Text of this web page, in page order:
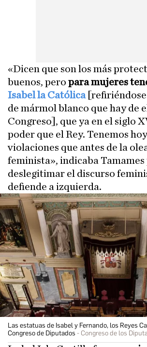
«Dicen que son los más
buenos, pero para mujeres
Isabel la Católica
de mármol blanco que hay de
Congreso], que ya en el siglo
poder que el Rey. Tenemos
violaciones que antes de la
feminista», indicaba Tamames
deslegitimar el discurso
defiende a izquierda.
Las estatuas de Isabel y Fernando, los Reyes
Congreso de Diputados
Congreso de los